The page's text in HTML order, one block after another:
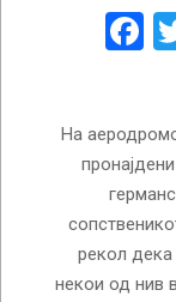
На
рекол дека
некои од нив